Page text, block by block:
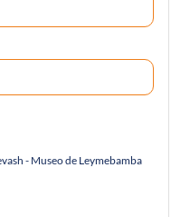
- Museo de Leymebamba